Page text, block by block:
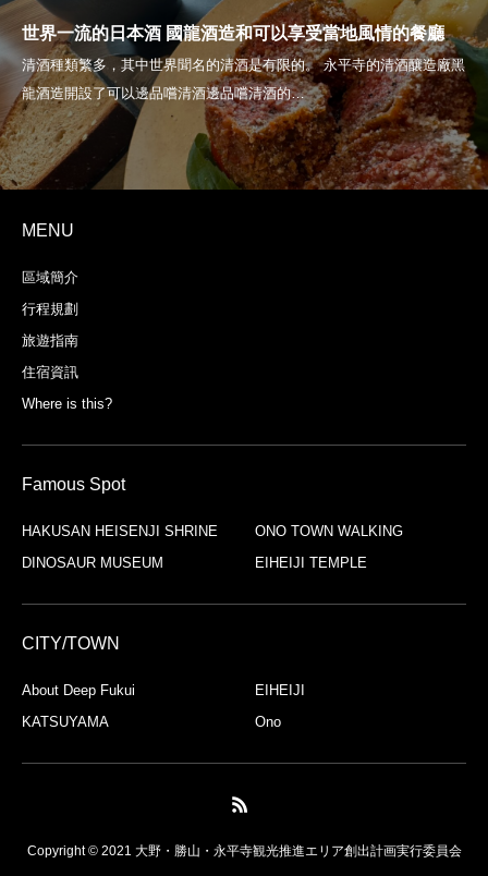
世界一流的日本酒 國龍酒造和可以享受當地風情的餐廳
MENU
區域簡介
行程規劃
旅遊指南
住宿資訊
Where is this?
Famous Spot
HAKUSAN HEISENJI SHRINE
ONO TOWN WALKING
DINOSAUR MUSEUM
EIHEIJI TEMPLE
CITY/TOWN
About Deep Fukui
EIHEIJI
KATSUYAMA
Ono
Copyright © 2021 大野・勝山・永平寺観光推進エリア創出計画実行委員会